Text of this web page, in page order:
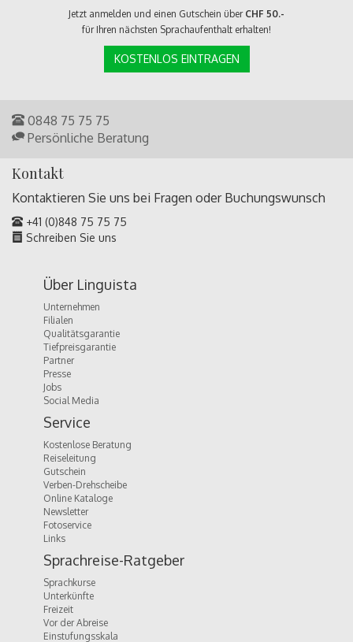
Jetzt anmelden und einen Gutschein über CHF 50.-
für Ihren nächsten Sprachaufenthalt erhalten!
KOSTENLOS EINTRAGEN
0848 75 75 75
Persönliche Beratung
Kontakt
Kontaktieren Sie uns bei Fragen oder Buchungswunsch
+41 (0)848 75 75 75
Schreiben Sie uns
Über Linguista
Unternehmen
Filialen
Qualitätsgarantie
Tiefpreisgarantie
Partner
Presse
Jobs
Social Media
Service
Kostenlose Beratung
Reiseleitung
Gutschein
Verben-Drehscheibe
Online Kataloge
Newsletter
Fotoservice
Links
Sprachreise-Ratgeber
Sprachkurse
Unterkünfte
Freizeit
Vor der Abreise
Einstufungsskala